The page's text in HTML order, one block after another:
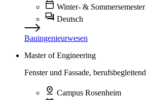
Winter- & Sommersemester
Deutsch
Bauingenieurwesen
Master of Engineering
Fenster und Fassade, berufsbegleitend
Campus Rosenheim